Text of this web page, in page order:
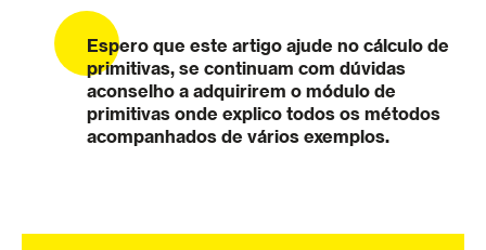
Espero que este artigo ajude no cálculo de
primitivas, se continuam com dúvidas
aconselho a adquirirem o módulo de
primitivas onde explico todos os métodos
acompanhados de vários exemplos.